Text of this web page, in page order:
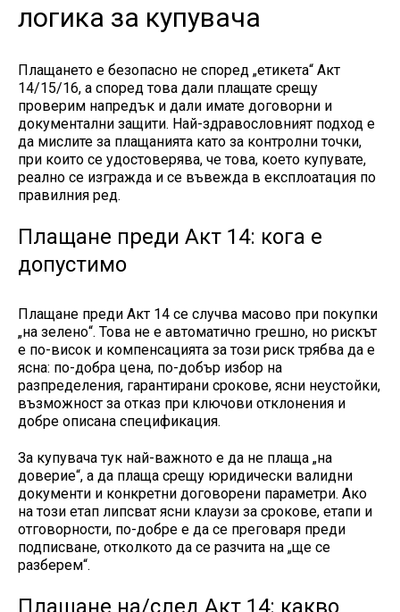
логика за купувача
Плащането е безопасно не според „етикета“ Акт
14/15/16, а според това дали плащате срещу
проверим напредък и дали имате договорни и
документални защити. Най-здравословният подход е
да мислите за плащанията като за контролни точки,
при които се удостоверява, че това, което купувате,
реално се изгражда и се въвежда в експлоатация по
правилния ред.
Плащане преди Акт 14: кога е
допустимо
Плащане преди Акт 14 се случва масово при покупки
„на зелено“. Това не е автоматично грешно, но рискът
е по-висок и компенсацията за този риск трябва да е
ясна: по-добра цена, по-добър избор на
разпределения, гарантирани срокове, ясни неустойки,
възможност за отказ при ключови отклонения и
добре описана спецификация.
За купувача тук най-важното е да не плаща „на
доверие“, а да плаща срещу юридически валидни
документи и конкретни договорени параметри. Ако
на този етап липсват ясни клаузи за срокове, етапи и
отговорности, по-добре е да се преговаря преди
подписване, отколкото да се разчита на „ще се
разберем“.
Плащане на/след Акт 14: какво